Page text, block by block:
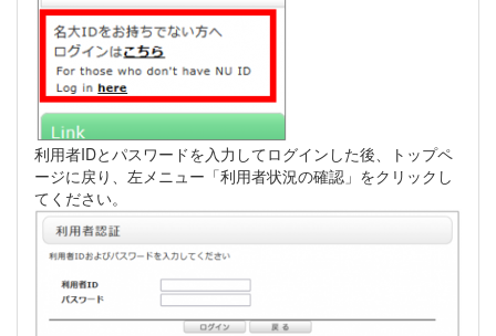
利用者IDとパスワードを入力してログインした後、トップペ
ージに戻り、左メニュー「利用者状況の確認」をクリックし
てください。